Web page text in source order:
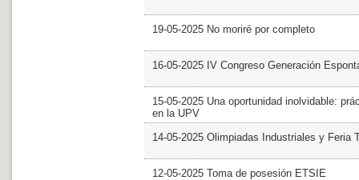
19-05-2025 No moriré por completo
16-05-2025 IV Congreso Generación
15-05-2025 Una oportunidad inolvidable:
en la UPV
14-05-2025 Olimpiadas Industriales y Feria
12-05-2025 Toma de posesión ETSIE